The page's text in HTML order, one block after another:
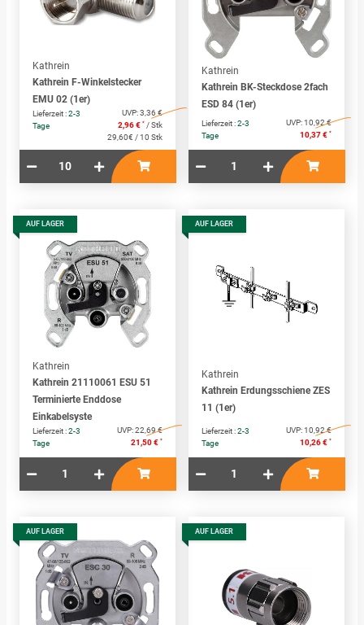
Kathrein
Kathrein F-Winkelstecker
EMU 02 (1er)
Lieferzeit :2-3
Tage
UVP:3,36 €
2,96 € * / Stk
29,60€ / 10 Stk
Kathrein
Kathrein BK-Steckdose 2fach
ESD 84 (1er)
Lieferzeit :2-3
Tage
UVP:10,92 €
10,37 € *
AUF LAGER
Kathrein
Kathrein 21110061 ESU 51
Terminierte Enddose
Einkabelsyste
Lieferzeit :2-3
Tage
UVP:22,69 €
21,50 € *
AUF LAGER
Kathrein
Kathrein Erdungsschiene ZES
11 (1er)
Lieferzeit :2-3
Tage
UVP:10,92 €
10,26 € *
AUF LAGER AUF LAGER